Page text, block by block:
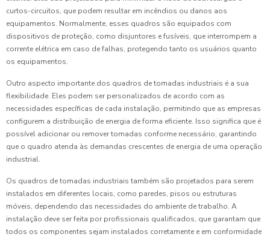
curtos-circuitos, que podem resultar em incêndios ou danos aos
equipamentos. Normalmente, esses quadros são equipados com
dispositivos de proteção, como disjuntores e fusíveis, que interrompem a
corrente elétrica em caso de falhas, protegendo tanto os usuários quanto
os equipamentos.
Outro aspecto importante dos quadros de tomadas industriais é a sua
flexibilidade. Eles podem ser personalizados de acordo com as
necessidades específicas de cada instalação, permitindo que as empresas
configurem a distribuição de energia de forma eficiente. Isso significa que é
possível adicionar ou remover tomadas conforme necessário, garantindo
que o quadro atenda às demandas crescentes de energia de uma operação
industrial.
Os quadros de tomadas industriais também são projetados para serem
instalados em diferentes locais, como paredes, pisos ou estruturas
móveis, dependendo das necessidades do ambiente de trabalho. A
instalação deve ser feita por profissionais qualificados, que garantam que
todos os componentes sejam instalados corretamente e em conformidade